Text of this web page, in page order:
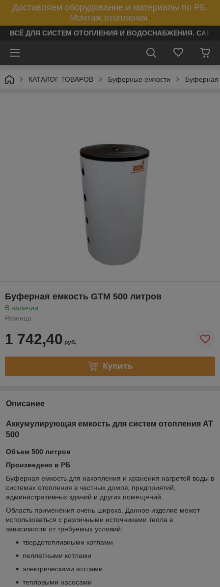
Доставляем оборудование и материалы по РБ.
Монтаж отопления.
ВСЁ ДЛЯ СИСТЕМ ОТОПЛЕНИЯ И ВОДОСНАБЖЕНИЯ.
КАТАЛОГ ТОВАРОВ Буферные емкости Буферная
Буферная емкость GTM 500 литров
В наличии
Розница
1 742,40 руб.
Купить
Описание
Аккумулирующая емкость для систем отопления AT
500
Объем 500 литров
Произведено в РБ
Буферная емкость для накопления и хранения нагретой воды в
системах отопления в частных домов, предприятий,
административных зданий и других помещений.
Область применения очень широка. Данное изделие может
использоваться с различными источниками тепла в
зависимости от требуемых условий:
твердотопливными котлами
пеллетными котлами
электрическими котлами
тепловыми насосами